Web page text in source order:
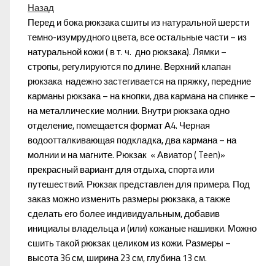
Назад
Перед и бока рюкзака сшиты из натуральной шерсти
темно-изумрудного цвета, все остальные части – из
натуральной кожи ( в т. ч. дно рюкзака). Лямки –
стропы, регулируются по длине. Верхний клапан
рюкзака надежно застегивается на пряжку, передние
карманы рюкзака – на кнопки, два кармана на спинке –
на металлические молнии. Внутри рюкзака одно
отделение, помещается формат А4. Черная
водоотталкивающая подкладка, два кармана – на
молнии и на магните. Рюкзак « Авиатор ( Teen)»
прекрасный вариант для отдыха, спорта или
путешествий. Рюкзак представлен для примера. Под
заказ можно изменить размеры рюкзака, а также
сделать его более индивидуальным, добавив
инициалы владельца и (или) кожаные нашивки. Можно
сшить такой рюкзак целиком из кожи. Размеры –
высота 36 см, ширина 23 см, глубина 13 см.